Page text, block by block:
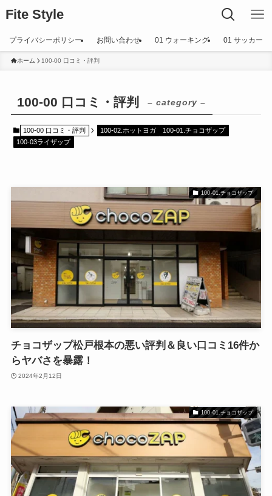
Fite Style
プライバシーポリシー お問い合わせ 01 ウォーキング 01 サッカー
ホーム 100-00 口コミ・評判
100-00 口コミ・評判 – category –
100-00 口コミ・評判 100-02.ホットヨガ
100-01.チョコザップ
100-03ライザップ
100-01.チョコザップ
チョコザップ松戸根本の悪い評判＆良い口コミ16件か
らヤバさを暴露！
2024年2月12日
100-01.チョコザップ